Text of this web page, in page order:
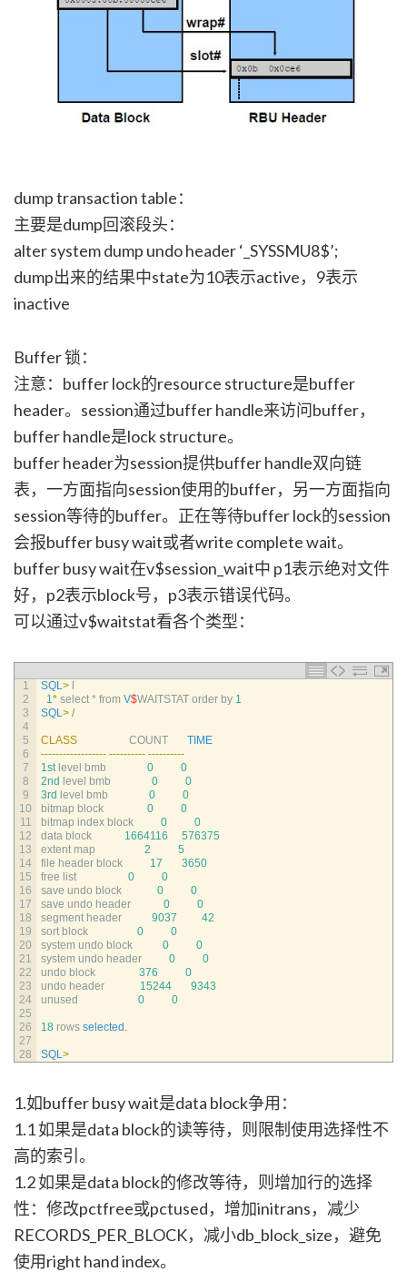
dump transaction table：
主要是dump回滚段头：
alter system dump undo header ‘_SYSSMU8$’;
dump出来的结果中state为10表示active，9表示
inactive
Buffer 锁：
注意：buffer lock的resource structure是buffer
header。session通过buffer handle来访问buffer，
buffer handle是lock structure。
buffer header为session提供buffer handle双向链
表，一方面指向session使用的buffer，另一方面指向
session等待的buffer。正在等待buffer lock的session
会报buffer busy wait或者write complete wait。
buffer busy wait在v$session_wait中 p1表示绝对文件
好，p2表示block号，p3表示错误代码。
可以通过v$waitstat看各个类型：
1
2
3
4
5
6
7
8
9
10
11
12
13
14
15
16
17
18
19
20
21
22
23
24
25
26
27
28
SQL > l
1 * select * from V$WAITSTAT order by 1
SQL > /
CLASS COUNT TIME
------------------ ---------- ----------
1st level bmb 0
0
2nd level bmb 0
0
3rd level bmb 0
0
bitmap block 0
0
bitmap index block 0
0
data block 1664116
576375
extent map 2
5
file header block 17
3650
free list 0
0
save undo block 0
0
save undo header 0
0
segment header 9037
42
sort block 0
0
system undo block 0
0
system undo header 0
0
undo block 376
0
undo header 15244
9343
unused
0 0
18 rows selected
SQL >
1.如buffer busy wait是data block争用：
1.1 如果是data block的读等待，则限制使用选择性不
高的索引。
1.2 如果是data block的修改等待，则增加行的选择
性：修改pctfree或pctused，增加initrans，减少
RECORDS_PER_BLOCK，减小db_block_size，避免
使用right hand index。